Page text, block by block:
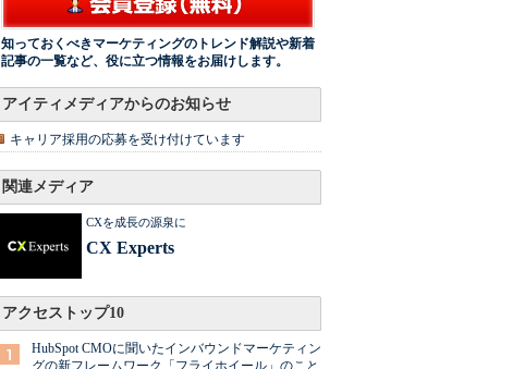
知っておくべきマーケティングのトレンド解説や新着
記事の一覧など、役に立つ情報をお届けします。
アイティメディアからのお知らせ
キャリア採用の応募を受け付けています
関連メディア
CXを成長の源泉に
CX Experts
アクセストップ10
HubSpot CMOに聞いたインバウンドマーケティン
グの新フレームワーク「フライホイール」のこと